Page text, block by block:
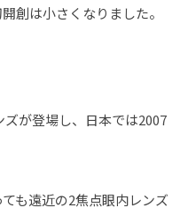
創は小さくなりました。
が登場し、日本では2007
も遠近の2焦点眼内レンズ